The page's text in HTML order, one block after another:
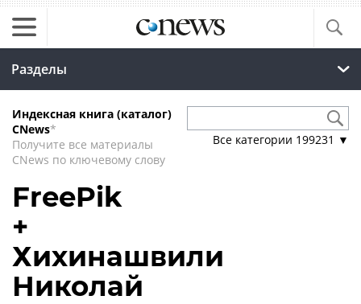
Разделы
Индексная книга (каталог)
CNews*
Получите все материалы
CNews по ключевому слову
Все категории 199231 ▼
FreePik
+
Хихинашвили
Николай